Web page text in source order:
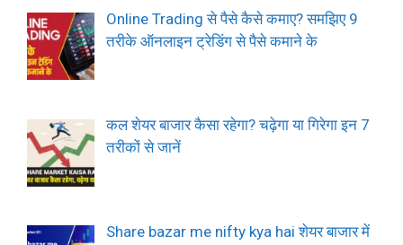
Online Trading से पैसे कैसे कमाए? समझिए 9
तरीके ऑनलाइन ट्रेडिंग से पैसे कमाने के
कल शेयर बाजार कैसा रहेगा? चढ़ेगा या गिरेगा इन 7
तरीकों से जानें
Share bazar me nifty kya hai शेयर बाजार में